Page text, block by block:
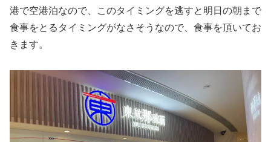
港で空港泊なので、このタイミングを逃すと明日の朝まで
食事をとるタイミングがなさそうなので、食事を頂いてお
きます。